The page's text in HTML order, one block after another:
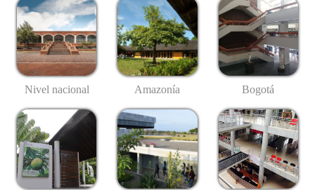
Nivel nacional Amazonía Bogotá